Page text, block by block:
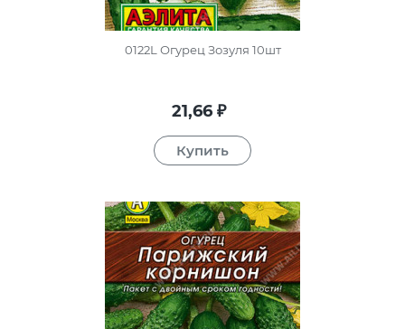
0122L Огурец Зозуля 10шт
21,66 ₽